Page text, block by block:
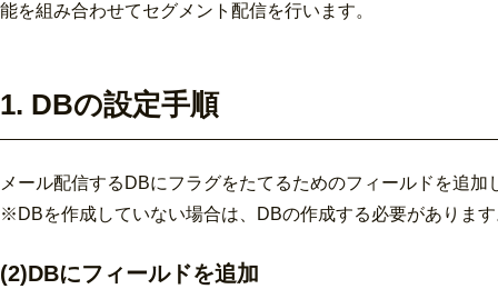
能を組み合わせてセグメント配信を行います。
1. DBの設定手順
メール配信するDBにフラグをたてるためのフィールドを追
※DBを作成していない場合は、DBの作成する必要がありま
(2)DBにフィールドを追加